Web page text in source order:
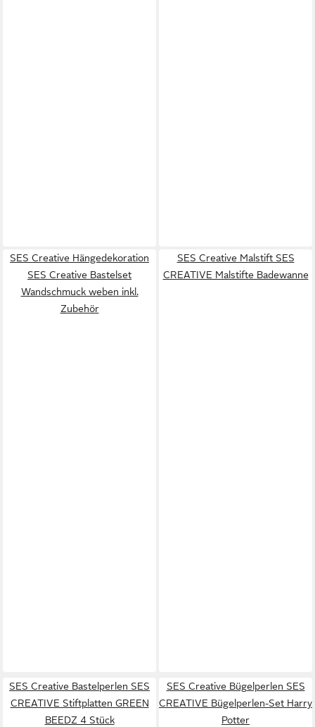
SES Creative Hängedekoration
SES Creative Bastelset
Wandschmuck weben inkl.
Zubehör
SES Creative Malstift SES
CREATIVE Malstifte Badewanne
SES Creative Bastelperlen SES
CREATIVE Stiftplatten GREEN
BEEDZ 4 Stück
SES Creative Bügelperlen SES
CREATIVE Bügelperlen-Set Harry
Potter